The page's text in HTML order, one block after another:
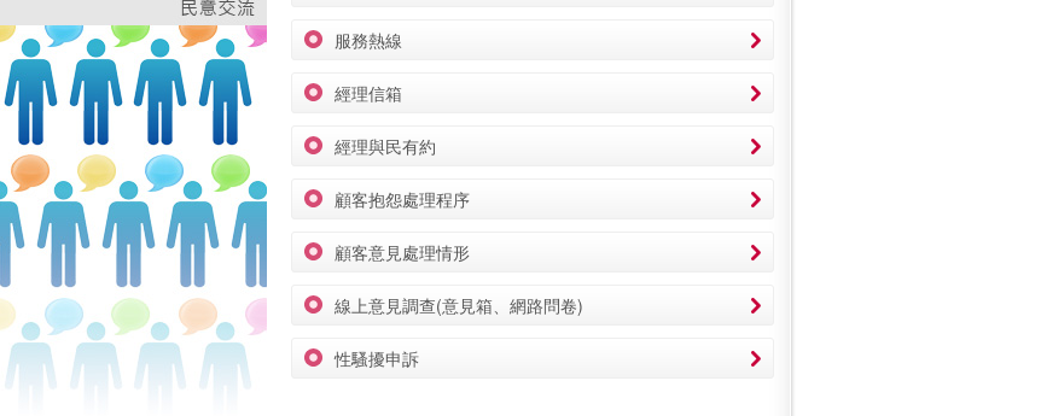
服務熱線
經理信箱
經理與民有約
顧客抱怨處理程序
顧客意見處理情形
線上意見調查(意見箱、網路問卷)
性騷擾申訴